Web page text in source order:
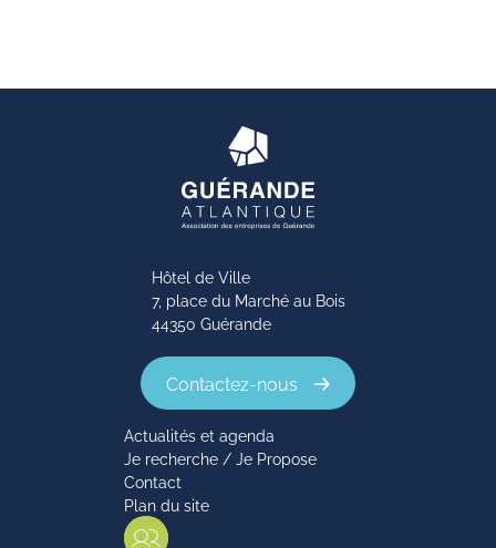
Hôtel de Ville
7, place du Marché au Bois
44350 Guérande
Contactez-nous
Actualités et agenda
Je recherche / Je Propose
Contact
Plan du site